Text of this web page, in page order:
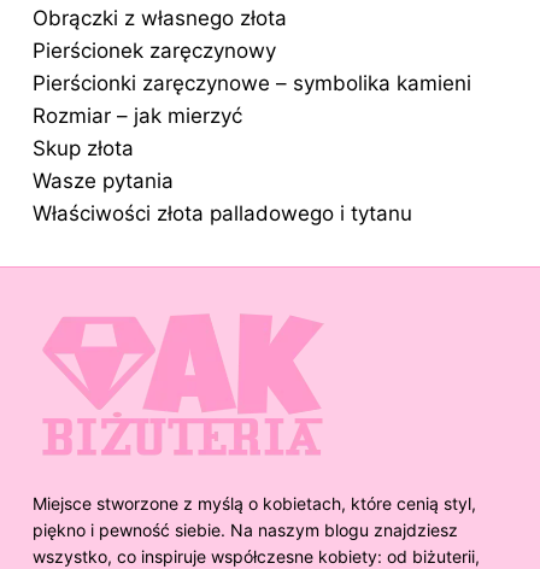
Obrączki z własnego złota
Pierścionek zaręczynowy
Pierścionki zaręczynowe – symbolika kamieni
Rozmiar – jak mierzyć
Skup złota
Wasze pytania
Właściwości złota palladowego i tytanu
Miejsce stworzone z myślą o kobietach, które cenią styl,
piękno i pewność siebie. Na naszym blogu znajdziesz
wszystko, co inspiruje współczesne kobiety: od biżuterii,